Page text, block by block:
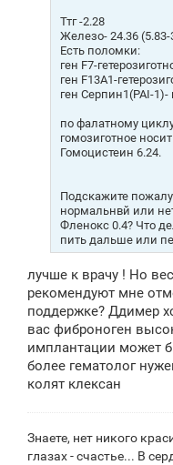
Ттг -2.28
Железо- 24.36 (5.83-
Есть поломки:
ген F7-
ген F13A1-
ген Серпин1(PAI-1)-
по фалатному
гомозиготное носит.
Гомоцистеин 6.24.
Подскажите
нормальнвй или
Фленокс 0.4? Что
пить дальше или
лучше к врачу ! Но
рекомендуют мне
поддержке? Ддимер
вас фиброноген
имплантации может
более гематолог
колят клексан
Знаете, нет никого
глазах - счастье... В